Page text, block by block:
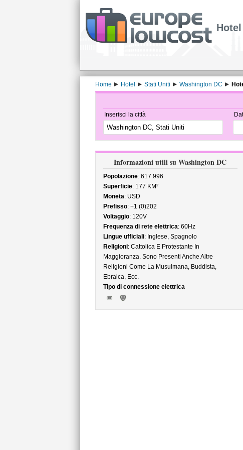
Home Hotel Stati Uniti Washington DC
Inserisci la città
Informazioni utili su Washington DC
Popolazione: 617.996
Superficie: 177 KM²
Moneta: USD
Prefisso: +1 (0)202
Voltaggio: 120V
Frequenza di rete elettrica: 60Hz
Lingue ufficiali: Inglese, Spagnolo
Religioni: Cattolica E Protestante In
Maggioranza. Sono Presenti Anche Altre
Religioni Come La Musulmana, Buddista,
Ebraica, Ecc.
Tipo di connessione elettrica